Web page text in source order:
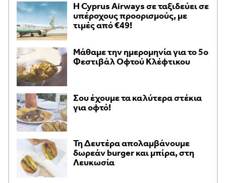
H Cyprus Airways σε ταξιδεύει σε
υπέροχους προορισμούς, με
τιμές από €49!
Μάθαμε την ημερομηνία για το 5ο
Φεστιβάλ Οφτού Κλέφτικου
Σου έχουμε τα καλύτερα στέκια
για οφτό!
Τη Δευτέρα απολαμβάνουμε
δωρεάν burger και μπίρα, στη
Λευκωσία